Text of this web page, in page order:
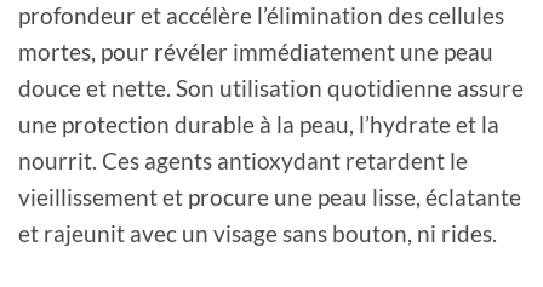
profondeur et accélère l’élimination des cellules
mortes, pour révéler immédiatement une peau
douce et nette. Son utilisation quotidienne assure
une protection durable à la peau, l’hydrate et la
nourrit. Ces agents antioxydant retardent le
vieillissement et procure une peau lisse, éclatante
et rajeunit avec un visage sans bouton, ni rides.